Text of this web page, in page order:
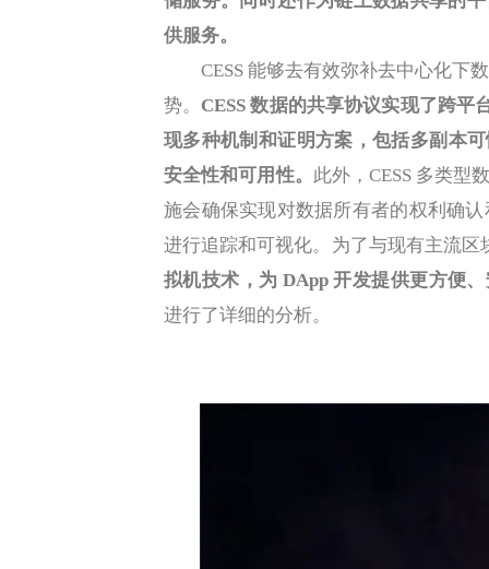
供服务。
CESS 能够去有效弥补去中心化下
势。 CESS 数据的共享协议实现了跨平
现多种机制和证明方案，包括多副本
安全性和可用性。 此外，CESS 多类型
施会确保实现对数据所有者的权利确
进行追踪和可视化。为了与现有主流区
拟机技术，为 DApp 开发提供更方便
进行了详细的分析。